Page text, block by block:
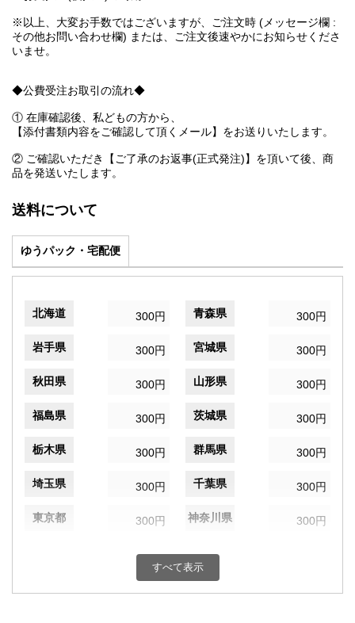
※以上、大変お手数ではございますが、ご注文時 (メッセージ欄 :
その他お問い合わせ欄) または、ご注文後速やかにお知らせくださ
いませ。
◆公費受注お取引の流れ◆
① 在庫確認後、私どもの方から、
【添付書類内容をご確認して頂くメール】をお送りいたします。
② ご確認いただき【ご了承のお返事(正式発注)】を頂いて後、商
品を発送いたします。
送料について
ゆうパック・宅配便
北海道 300円 青森県 300円
岩手県 300円 宮城県 300円
秋田県 300円 山形県 300円
福島県 300円 茨城県 300円
栃木県 300円 群馬県 300円
埼玉県 300円 千葉県 300円
東京都 300円 神奈川県 300円
300円 富山県
すべて表示